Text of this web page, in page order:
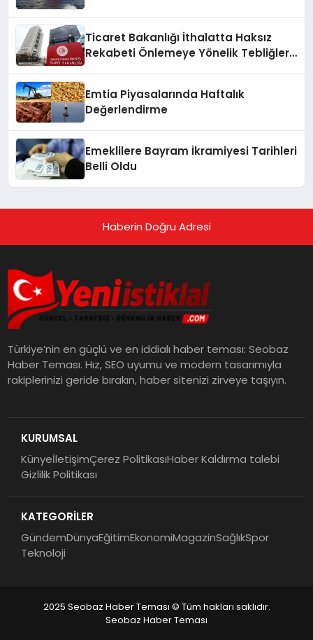
Ticaret Bakanlığı İthalatta Haksız
Rekabeti Önlemeye Yönelik Tebliğleri
Emtia Piyasalarında Haftalık
Değerlendirme
Emeklilere Bayram İkramiyesi Tarihleri
Belli Oldu
Haberin Doğru Adresi
Türkiye’nin en güçlü ve en iddialı haber teması: Seobaz
Haber Teması. Hız, SEO uyumu ve modern tasarımıyla
rakiplerinizi geride bırakın, haber sitenizi zirveye taşıyın.
KURUMSAL
KünyeİletişimÇerez PolitikasıHaber Kaldırma talebi
Gizlilik Politikası
KATEGORİLER
GündemDünyaEğitimEkonomiMagazinSağlıkSpor
Teknoloji
2025 Seobaz Haber Teması © Tüm hakları saklıdır.
Seobaz Haber Teması